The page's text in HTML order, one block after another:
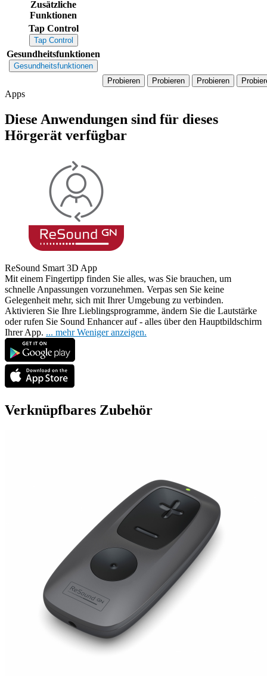
Zusätzliche
Funktionen
Tap Control
Tap Control
Gesundheitsfunktionen
Gesundheitsfunktionen
Probieren
Probieren Probieren
Apps
Diese Anwendungen sind für dieses
Hörgerät verfügbar
ReSound Smart 3D App
Mit einem Fingertipp finden Sie alles, was Sie brauchen, um
schnelle Anpassungen vorzunehmen. Verpas sen Sie keine
Gelegenheit mehr, sich mit Ihrer Umgebung zu verbinden.
Aktivieren Sie Ihre Lieblingsprogramme, ändern Sie die Lautstärke
oder rufen Sie Sound Enhancer auf - alles über den Hauptbildschirm
Ihrer App. ... mehr Weniger anzeigen.
Verknüpfbares Zubehör